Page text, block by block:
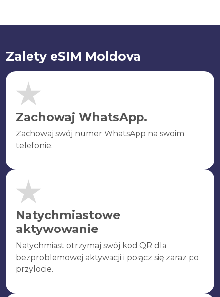
Zalety eSIM Moldova
Zachowaj WhatsApp.
Zachowaj swój numer WhatsApp na swoim
telefonie.
Natychmiastowe
aktywowanie
Natychmiast otrzymaj swój kod QR dla
bezproblemowej aktywacji i połącz się zaraz po
przylocie.